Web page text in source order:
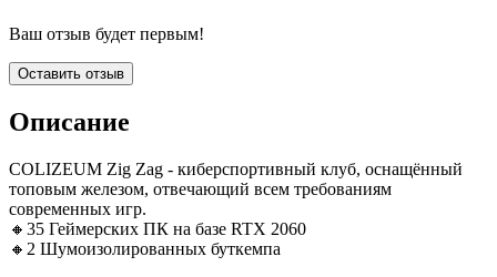
Ваш отзыв будет первым!
Оставить отзыв
Описание
COLIZEUM Zig Zag - киберспортивный клуб, оснащённый
топовым железом, отвечающий всем требованиям
современных игр.
🔸35 Геймерских ПК на базе RTX 2060
🔸2 Шумоизолированных буткемпа